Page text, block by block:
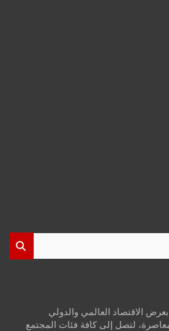
الاقتصاد العالمي والدولي
لتصل إلى كافة فئات المجتمع